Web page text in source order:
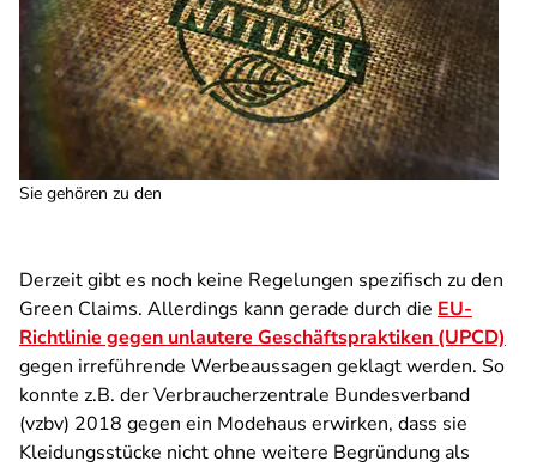
Sie gehören zu den
Derzeit gibt es noch keine Regelungen spezifisch zu den
Green Claims. Allerdings kann gerade durch die EU-
Richtlinie gegen unlautere Geschäftspraktiken (UPCD)
gegen irreführende Werbeaussagen geklagt werden. So
konnte z.B. der Verbraucherzentrale Bundesverband
(vzbv) 2018 gegen ein Modehaus erwirken, dass sie
Kleidungsstücke nicht ohne weitere Begründung als